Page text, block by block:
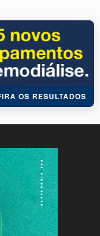
OS RESULTADOS